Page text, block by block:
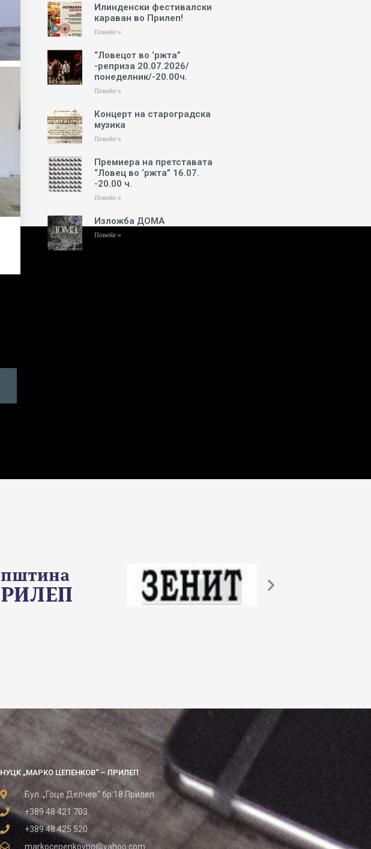
Илинденски фестивалски
караван во Прилеп!
Повеќе »
“Ловецот во ‘ржта”
-реприза 20.07.2026/
понеделник/-20.00ч.
Повеќе »
Концерт на староградска
музика
Повеќе »
Премиера на претставата
“Ловец во ‘ржта” 16.07.
-20.00 ч.
Повеќе »
Изложба ДОМА
Повеќе »
НУЦК „МАРКО ЦЕПЕНКОВ“ – ПРИЛЕП
Бул. „Гоце Делчев“ бр.18 Прилеп
+389 48 421 703
+389 48 425 520
markocepenkovpp@yahoo.com